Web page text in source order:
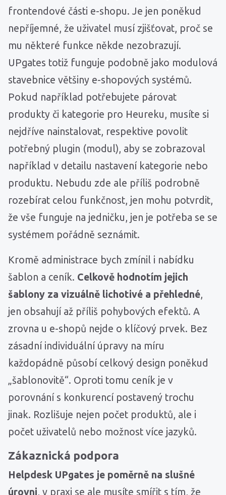
frontendové části e-shopu. Je jen poněkud
nepříjemné, že uživatel musí zjišťovat, proč se
mu některé funkce někde nezobrazují.
UPgates totiž funguje podobně jako modulová
stavebnice většiny e-shopových systémů.
Pokud například potřebujete párovat
produkty či kategorie pro Heureku, musíte si
nejdříve nainstalovat, respektive povolit
potřebný plugin (modul), aby se zobrazoval
například v detailu nastavení kategorie nebo
produktu. Nebudu zde ale příliš podrobně
rozebírat celou funkčnost, jen mohu potvrdit,
že vše funguje na jedničku, jen je potřeba se se
systémem pořádně seznámit.
Kromě administrace bych zmínil i nabídku
šablon a ceník. Celkově hodnotím jejich
šablony za vizuálně lichotivé a přehledné,
jen obsahují až příliš pohybových efektů. A
zrovna u e-shopů nejde o klíčový prvek. Bez
zásadní individuální úpravy na míru
každopádně působí celkový design poněkud
„šablonovitě“. Oproti tomu ceník je v
porovnání s konkurencí postavený trochu
jinak. Rozlišuje nejen počet produktů, ale i
počet uživatelů nebo možnost více jazyků.
Zákaznická podpora
Helpdesk UPgates je poměrně na slušné
úrovni, v praxi se ale musíte smířit s tím, že